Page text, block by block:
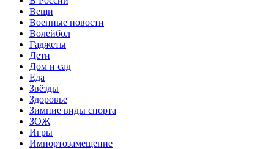
Вещи
Военные новости
Волейбол
Гаджеты
Дети
Дом и сад
Еда
Звёзды
Здоровье
Зимние виды спорта
ЗОЖ
Игры
Импортозамещение